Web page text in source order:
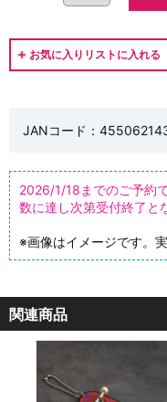
JANコード：
2026/1/18までのご予約
数に達し次第受付終了と
※画像はイメージです。
関連商品